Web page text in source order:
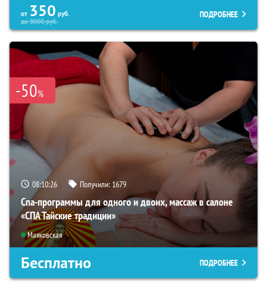
от 350 руб.
до8000руб.
ПОДРОБНЕЕ
-50%
08:10:25 Получили: 1679
Спа-программы для одного и двоих, массаж в салоне
«СПА Тайские традиции»
Маяковская
Бесплатно ПОДРОБНЕЕ